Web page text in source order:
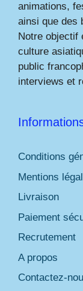
animations,
ainsi que des
Notre objectif
culture
public
interviews et
Conditions
Mentions
Livraison
Paiement
Recrutement
A propos
Contactez-